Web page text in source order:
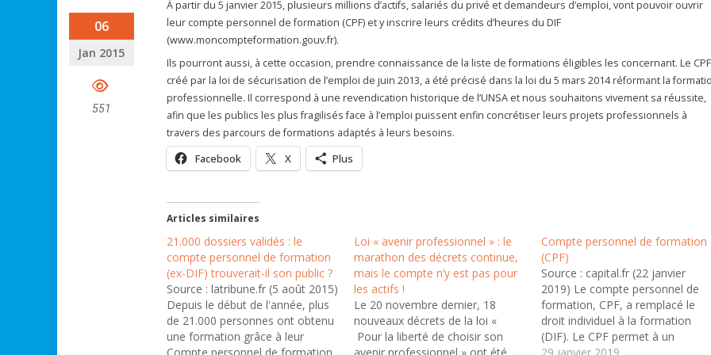
06
Jan 2015
551
À partir du 5 janvier 2015, plusieurs millions d’actifs, salariés du privé et demandeurs d’emploi, vont pouvoir ouvrir
leur compte personnel de formation (CPF) et y inscrire leurs crédits d’heures du DIF
(www.moncompteformation.gouv.fr).
Ils pourront aussi, à cette occasion, prendre connaissance de la liste de formations éligibles les concernant. Le
créé par la loi de sécurisation de l’emploi de juin 2013, a été précisé dans la loi du 5 mars 2014 réformant la
professionnelle. Il correspond à une revendication historique de l’UNSA et nous souhaitons vivement sa réussite,
afin que les publics les plus fragilisés face à l’emploi puissent enfin concrétiser leurs projets professionnels à
travers des parcours de formations adaptés à leurs besoins.
Facebook X Plus
Articles similaires
21.000 dossiers validés : le
compte personnel de formation
(ex-DIF) trouverait-il son public ?
Source : latribune.fr (5 août 2015)
Depuis le début de l'année, plus
de 21.000 personnes ont obtenu
une formation grâce à leur
Loi « avenir professionnel » : le
marathon des décrets continue,
mais le compte n’y est pas pour
les actifs !
Le 20 novembre dernier, 18
nouveaux décrets de la loi «
Pour la liberté de choisir son
Compte personnel de formation
(CPF)
Source : capital.fr (22 janvier
2019) Le compte personnel de
formation, CPF, a remplacé le
droit individuel à la formation
(DIF). Le CPF permet à un